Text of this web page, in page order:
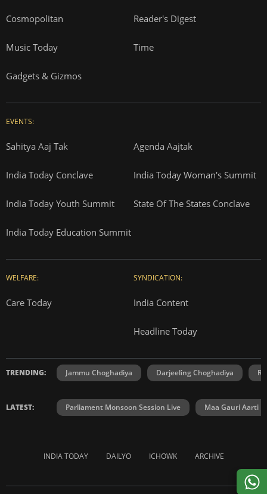
Cosmopolitan Reader's Digest
Music Today Time
Gadgets & Gizmos
EVENTS:
Sahitya Aaj Tak Agenda Aajtak
India Today Conclave India Today Woman's Summit
India Today Youth Summit State Of The States Conclave
India Today Education Summit
WELFARE:
Care Today
SYNDICATION:
India Content
Headline Today
TRENDING: Jammu Choghadiya Darjeeling Choghadiya
LATEST: Parliament Monsoon Session Live Maa Gauri Aarti
INDIA TODAY DAILYO ICHOWK ARCHIVE